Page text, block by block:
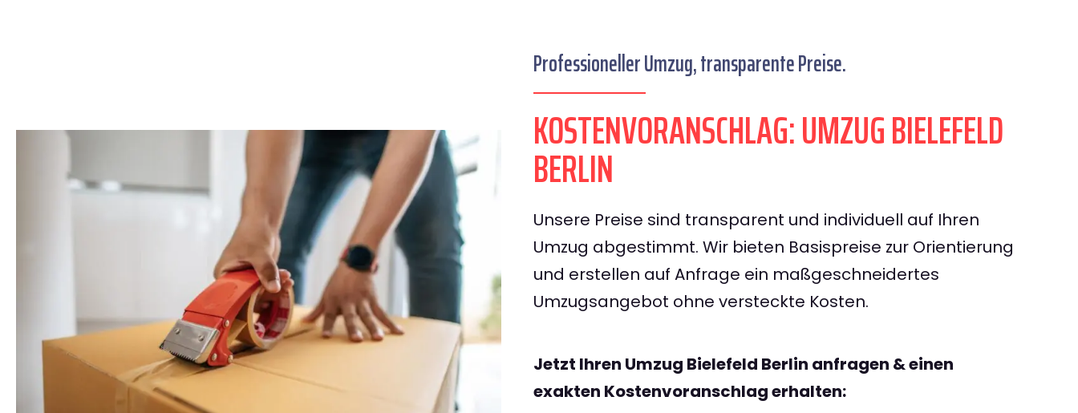
Professioneller Umzug, transparente Preise.
KOSTENVORANSCHLAG: UMZUG BIELEFELD
BERLIN
Unsere Preise sind transparent und individuell auf Ihren
Umzug abgestimmt. Wir bieten Basispreise zur Orientierung
und erstellen auf Anfrage ein maßgeschneidertes
Umzugsangebot ohne versteckte Kosten.
Jetzt Ihren Umzug Bielefeld Berlin anfragen & einen
exakten Kostenvoranschlag erhalten: